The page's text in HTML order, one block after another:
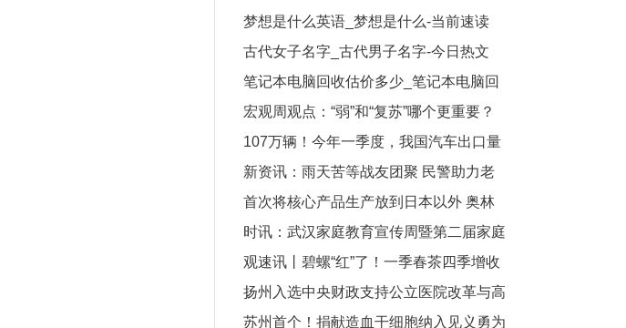
动贯穿全年 天天新视野
梦想是什么英语_梦想是什么-当前速读
古代女子名字_古代男子名字-今日热文
笔记本电脑回收估价多少_笔记本电脑回
收估价
宏观周观点：“弱”和“复苏”哪个更重要？
107万辆！今年一季度，我国汽车出口量
超日本
新资讯：雨天苦等战友团聚 民警助力老
兵圆梦
首次将核心产品生产放到日本以外 奥林
巴斯中国首个研发基地落户苏州
时讯：武汉家庭教育宣传周暨第二届家庭
文化节活动启动
观速讯丨碧螺“红”了！一季春茶四季增收
扬州入选中央财政支持公立医院改革与高
质量发展示范项目
苏州首个！捐献造血干细胞纳入见义勇为